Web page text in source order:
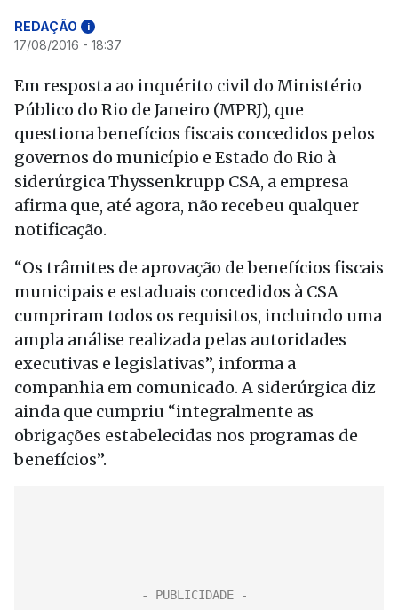
REDAÇÃO i
17/08/2016 - 18:37
Em resposta ao inquérito civil do Ministério
Público do Rio de Janeiro (MPRJ), que
questiona benefícios fiscais concedidos pelos
governos do município e Estado do Rio à
siderúrgica Thyssenkrupp CSA, a empresa
afirma que, até agora, não recebeu qualquer
notificação.
“Os trâmites de aprovação de benefícios fiscais
municipais e estaduais concedidos à CSA
cumpriram todos os requisitos, incluindo uma
ampla análise realizada pelas autoridades
executivas e legislativas”, informa a
companhia em comunicado. A siderúrgica diz
ainda que cumpriu “integralmente as
obrigações estabelecidas nos programas de
benefícios”.